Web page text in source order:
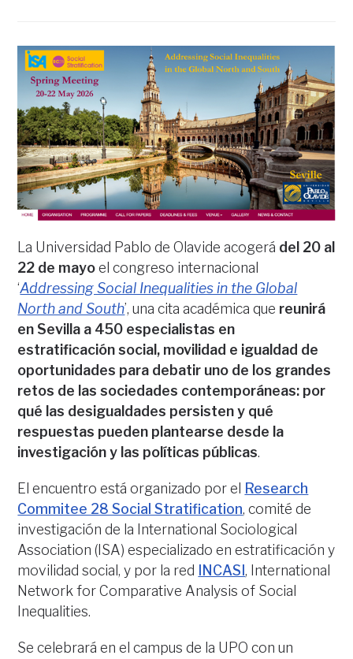
La Universidad Pablo de Olavide acogerá del 20 al
22 de mayoel congreso internacional
‘Addressing Social Inequalities in the Global
North and South’, una cita académica que reunirá
en Sevilla a 450 especialistas en
estratificación social, movilidad e igualdad de
oportunidades para debatir uno de los grandes
retos de las sociedades contemporáneas: por
qué las desigualdades persisten y qué
respuestas pueden plantearse desde la
investigación y las políticas públicas.
El encuentro está organizado por el
Research
Commitee 28 Social Stratification, comité de
investigación de la International Sociological
Association (ISA) especializado en estratificación y
movilidad social, y por la red
INCASI, International
Network for Comparative Analysis of Social
Inequalities.
Se celebrará en el campus de la UPO con un